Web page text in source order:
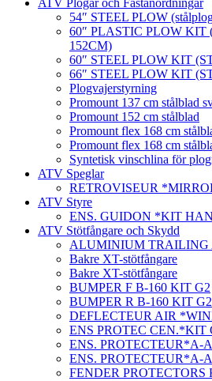
ATV Plogar och Fästanordningar
54″ STEEL PLOW
60″ PLASTIC PLOW KIT
152CM)
60″ STEEL PLOW KIT
66″ STEEL PLOW KIT
Plogvajerstyrning
Promount 137 cm stålblad
Promount 152 cm stålblad
Promount flex 168 cm
Promount flex 168 cm
Syntetisk vinschlina för
ATV Speglar
RETROVISEUR
ATV Styre
ENS. GUIDON *KIT
ATV Stötfångare och Skydd
ALUMINIUM TRAILING
Bakre XT-stötfångare
Bakre XT-stötfångare
BUMPER F B-160 KIT G2
BUMPER R B-160 KIT G2
DEFLECTEUR AIR
ENS PROTEC CEN.*KIT
ENS. PROTECTEUR*A-
ENS. PROTECTEUR*A-
FENDER PROTECTORS